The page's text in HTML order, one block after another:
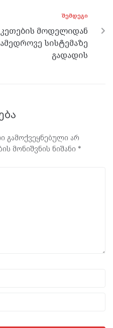
ᲨᲔᲛᲓᲔᲒᲘ
მოდელიდან
სისტემაზე
გადადის
გამოქვეყნებული არ
მონიშვნის ნიშანი *